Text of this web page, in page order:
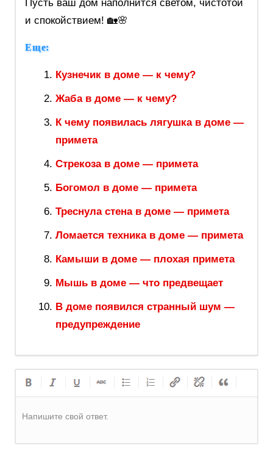
Пусть ваш дом наполнится светом, чистотой
и спокойствием! 🏡🌸
Еще:
Кузнечик в доме — к чему?
Жаба в доме — к чему?
К чему появилась лягушка в доме —
примета
Стрекоза в доме — примета
Богомол в доме — примета
Треснула стена в доме — примета
Ломается техника в доме — примета
Камыши в доме — плохая примета
Мышь в доме — что предвещает
В доме появился странный шум —
предупреждение
Напишите свой ответ.